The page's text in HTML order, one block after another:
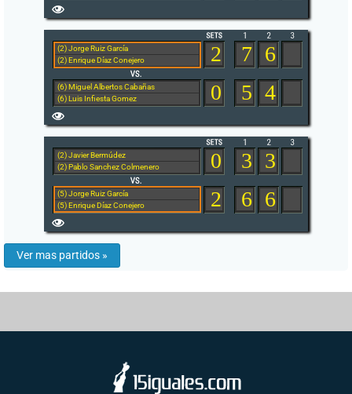
(2) Jorge Ruiz García
(2) Enrique Díaz Conejero
(6) Miguel Albertos Cabañas
(6) Luis Infiesta Gomez
2
0
7 6
5 4
(2) Javier Bermúdez
(2) Pablo Sanchez Colmenero
(5) Jorge Ruiz García
(5) Enrique Díaz Conejero
0
2
3 3
6 6
Ver mas partidos »